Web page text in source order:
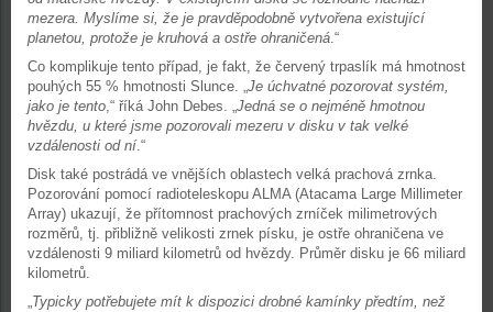
mezera. Myslíme si, že je pravděpodobně vytvořena existující
planetou, protože je kruhová a ostře ohraničená.“
Co komplikuje tento případ, je fakt, že červený trpaslík má hmotnost
pouhých 55 % hmotnosti Slunce. „Je úchvatné pozorovat systém,
jako je tento,“ říká John Debes. „Jedná se o nejméně hmotnou
hvězdu, u které jsme pozorovali mezeru v disku v tak velké
vzdálenosti od ní.“
Disk také postrádá ve vnějších oblastech velká prachová zrnka.
Pozorování pomocí radioteleskopu ALMA (Atacama Large Millimeter
Array) ukazují, že přítomnost prachových zrníček milimetrových
rozměrů, tj. přibližně velikosti zrnek písku, je ostře ohraničena ve
vzdálenosti 9 miliard kilometrů od hvězdy. Průměr disku je 66 miliard
kilometrů.
„Typicky potřebujete mít k dispozici drobné kamínky předtím, než